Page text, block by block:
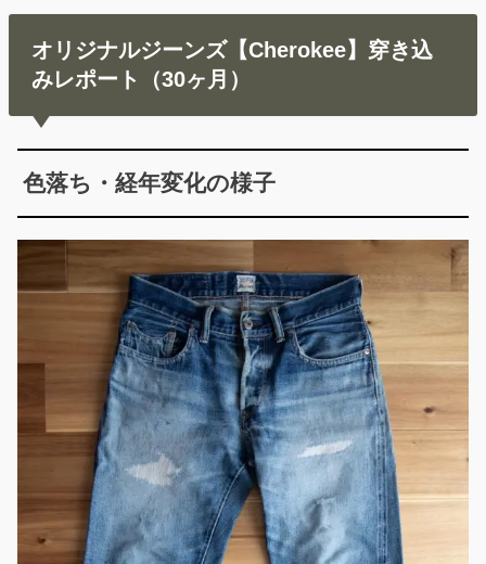
オリジナルジーンズ【Cherokee】穿き込
みレポート（30ヶ月）
色落ち・経年変化の様子